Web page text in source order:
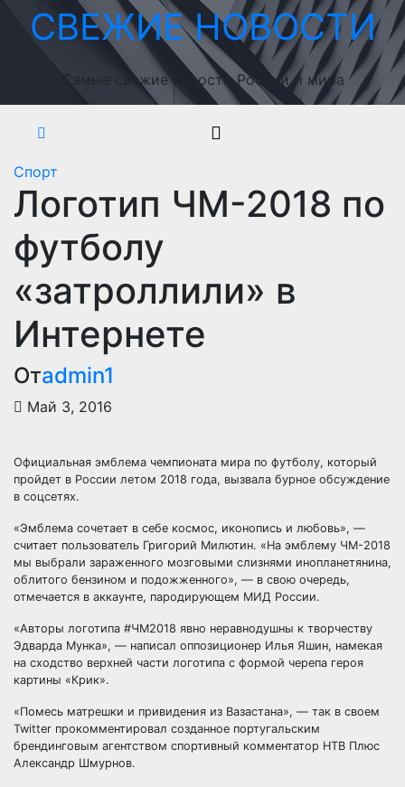
ПерейтиСВЕЖИЕ НОВОСТИ
Самые свежие новости России и мира
Спорт
Логотип ЧМ-2018 по
футболу
«затроллили» в
Интернете
Отadmin1
Май 3, 2016
Официальная эмблема чемпионата мира по футболу, который
пройдет в России летом 2018 года, вызвала бурное обсуждение
в соцсетях.
«Эмблема сочетает в себе космос, иконопись и любовь», —
считает пользователь Григорий Милютин. «На эмблему ЧМ-2018
мы выбрали зараженного мозговыми слизнями инопланетянина,
облитого бензином и подожженного», — в свою очередь,
отмечается в аккаунте, пародирующем МИД России.
«Авторы логотипа #ЧМ2018 явно неравнодушны к творчеству
Эдварда Мунка», — написал оппозиционер Илья Яшин, намекая
на сходство верхней части логотипа с формой черепа героя
картины «Крик».
«Помесь матрешки и привидения из Вазастана», — так в своем
Twitter прокомментировал созданное португальским
брендинговым агентством спортивный комментатор НТВ Плюс
Александр Шмурнов.